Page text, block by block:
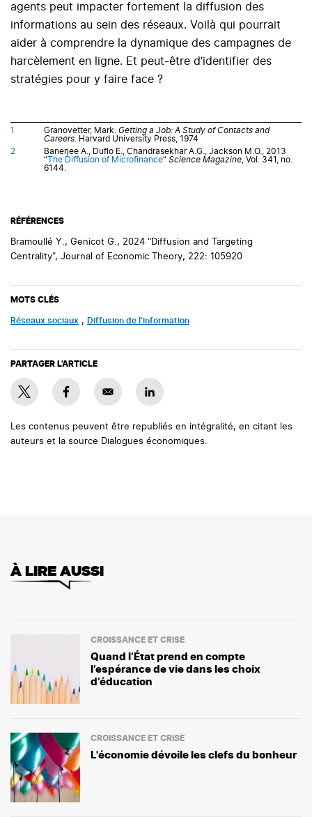
agents peut impacter fortement la diffusion des
informations au sein des réseaux. Voilà qui pourrait
aider à comprendre la dynamique des campagnes de
harcèlement en ligne. Et peut-être d’identifier des
stratégies pour y faire face ?
1 Granovetter, Mark. Getting a Job: A Study of Contacts and
Careers . Harvard University Press, 1974
2
Banerjee A., Duflo E., Chandrasekhar A.G., Jackson M.O., 2013
“The Diffusion of Microfinance” Science Magazine , Vol. 341, no.
6144.
RÉFÉRENCES
Bramoullé Y., Genicot G., 2024 "Diffusion and Targeting
Centrality", Journal of Economic Theory, 222: 105920
MOTS CLÉS
Réseaux sociaux , Diffusion de l'information
PARTAGER L'ARTICLE
Les contenus peuvent être republiés en intégralité, en citant les
auteurs et la source Dialogues économiques.
À LIRE AUSSI
CROISSANCE ET CRISE
Quand l’État prend en compte
l’espérance de vie dans les choix
d’éducation
CROISSANCE ET CRISE
L'économie dévoile les clefs du bonheur